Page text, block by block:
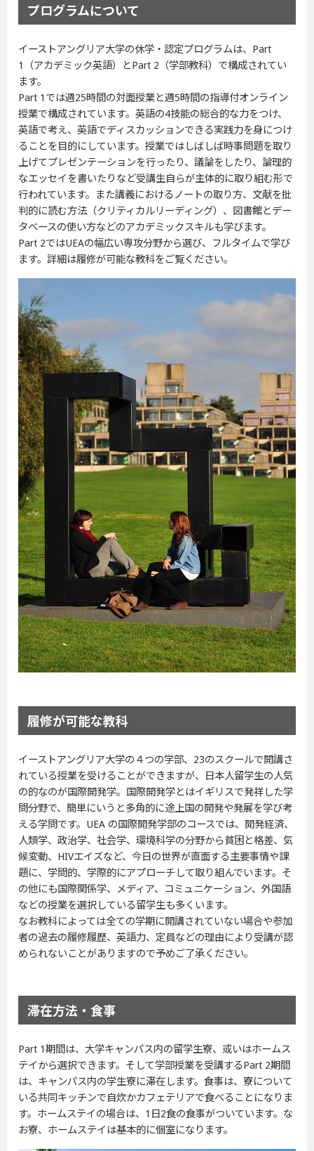
プログラムについて
イーストアングリア大学の休学・認定プログラムは、Part
1（アカデミック英語）とPart 2（学部教科）で構成されてい
ます。
Part 1では週25時間の対面授業と週5時間の指導付オンライン
授業で構成されています。英語の4技能の総合的な力をつけ、
英語で考え、英語でディスカッションできる実践力を身につけ
ることを目的にしています。授業ではしばしば時事問題を取り
上げてプレゼンテーションを行ったり、議論をしたり、論理的
なエッセイを書いたりなど受講生自らが主体的に取り組む形で
行われています。また講義におけるノートの取り方、文献を批
判的に読む方法（クリティカルリーディング）、図書館とデー
タベースの使い方などのアカデミックスキルも学びます。
Part 2ではUEAの幅広い専攻分野から選び、フルタイムで学び
ます。詳細は履修が可能な教科をご覧ください。
履修が可能な教科
イーストアングリア大学の４つの学部、23のスクールで開講さ
れている授業を受けることができますが、日本人留学生の人気
の的なのが国際開発学。国際開発学とはイギリスで発祥した学
問分野で、簡単にいうと多角的に途上国の開発や発展を学び考
える学問です。UEA の国際開発学部のコースでは、開発経済、
人類学、政治学、社会学、環境科学の分野から貧困と格差、気
候変動、HIVエイズなど、今日の世界が直面する主要事情や課
題に、学問的、学際的にアプローチして取り組んでいます。そ
の他にも国際関係学、メディア、コミュニケーション、外国語
などの授業を選択している留学生も多くいます。
なお教科によっては全ての学期に開講されていない場合や参加
者の過去の履修履歴、英語力、定員などの理由により受講が認
められないことがありますので予めご了承ください。
滞在方法・食事
Part 1期間は、大学キャンパス内の留学生寮、或いはホームス
テイから選択できます。そして学部授業を受講するPart 2期間
は、キャンパス内の学生寮に滞在します。食事は、寮について
いる共同キッチンで自炊かカフェテリアで食べることになりま
す。ホームステイの場合は、1日2食の食事がついています。な
お寮、ホームステイは基本的に個室になります。